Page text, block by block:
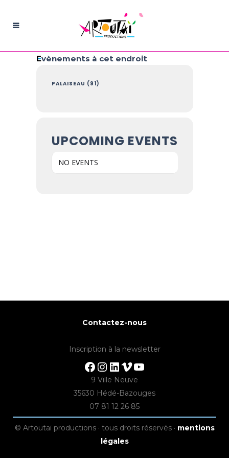
Evènements à cet endroit
PALAISEAU (91)
UPCOMING EVENTS
NO EVENTS
Contactez-nous
Inscription à la newsletter
Facebook Instagram LinkedIn Vimeo YouTube
9 Ville Neuve
35630 Hédé-Bazouges
07 81 12 26 85
© Artoutaï productions · tous droits réservés · mentions
légales